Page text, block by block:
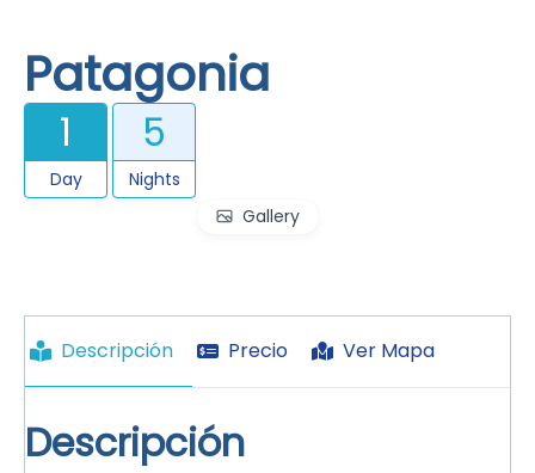
Patagonia
1
Day
5
Nights
Gallery
Descripción Precio Ver Mapa
Descripción